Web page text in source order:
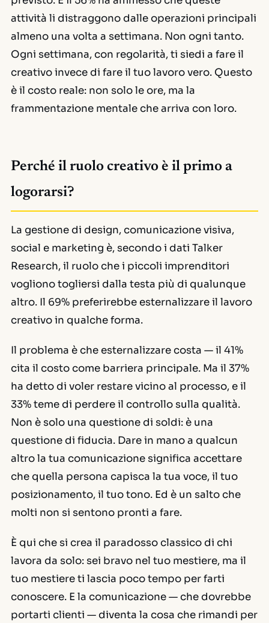
attività li distraggono dalle operazioni principali
almeno una volta a settimana. Non ogni tanto.
Ogni settimana, con regolarità, ti siedi a fare il
creativo invece di fare il tuo lavoro vero. Questo
è il costo reale: non solo le ore, ma la
frammentazione mentale che arriva con loro.
Perché il ruolo creativo è il primo a
logorarsi?
La gestione di design, comunicazione visiva,
social e marketing è, secondo i dati Talker
Research, il ruolo che i piccoli imprenditori
vogliono togliersi dalla testa più di qualunque
altro. Il 69% preferirebbe esternalizzare il lavoro
creativo in qualche forma.
Il problema è che esternalizzare costa — il 41%
cita il costo come barriera principale. Ma il 37%
ha detto di voler restare vicino al processo, e il
33% teme di perdere il controllo sulla qualità.
Non è solo una questione di soldi: è una
questione di fiducia. Dare in mano a qualcun
altro la tua comunicazione significa accettare
che quella persona capisca la tua voce, il tuo
posizionamento, il tuo tono. Ed è un salto che
molti non si sentono pronti a fare.
È qui che si crea il paradosso classico di chi
lavora da solo: sei bravo nel tuo mestiere, ma il
tuo mestiere ti lascia poco tempo per farti
conoscere. E la comunicazione — che dovrebbe
portarti clienti — diventa la cosa che rimandi per